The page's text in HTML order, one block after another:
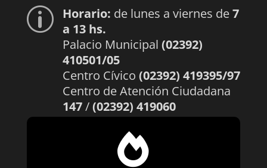
p Horario: de lunes a viernes de7
a 13 hs.
Palacio Municipal (02392)
410501/05
Centro Cívico (02392) 419395/97
Centro de Atención Ciudadana
147/(02392) 419060
